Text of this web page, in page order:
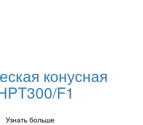
конусная
F1
Узнать больше